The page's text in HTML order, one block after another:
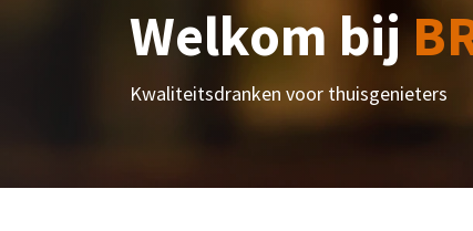
Welkom bij
Kwaliteitsdranken voor thuisgenieters